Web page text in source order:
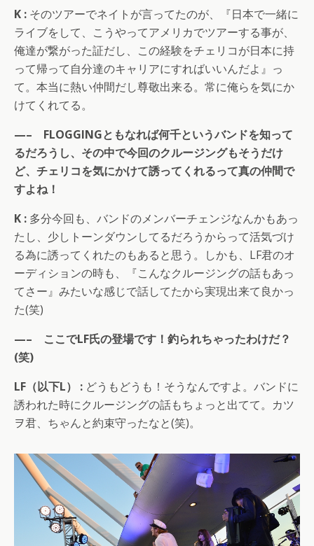
K : そのツアーでネイトが言ってたのが、『日本で一緒に
ライブをして、こうやってアメリカでツアーする事が、
俺達が繋がった証だし、この経験をチェリコが日本に持
って帰って自分達のキャリアにすればいいんだよ』っ
て。本当に熱い仲間だし尊敬出来る。常に俺らを気にか
けてくれてる。
—– FLOGGINGともなれば何千というバンドを知って
るだろうし、その中で今回のクルージングもそうだけ
ど、チェリコを気にかけて誘ってくれるって真の仲間で
すよね！
K : 多分今回も、バンドのメンバーチェンジなんかもあっ
たし、少しトーンダウンしてるだろうからって活気づけ
る為に誘ってくれたのもあると思う。しかも、LF君のオ
ーディションの時も、『こんなクルージングの話もあっ
てさー』みたいな感じで話してたから実現出来て良かっ
た(笑)
—– ここでLF氏の登場です！釣られちゃったわけだ？
(笑)
LF（以下L） : どうもどうも！そうなんですよ。バンドに
誘われた時にクルージングの話もちょっと出てて。カツ
ヲ君、ちゃんと約束守ったなと(笑)。